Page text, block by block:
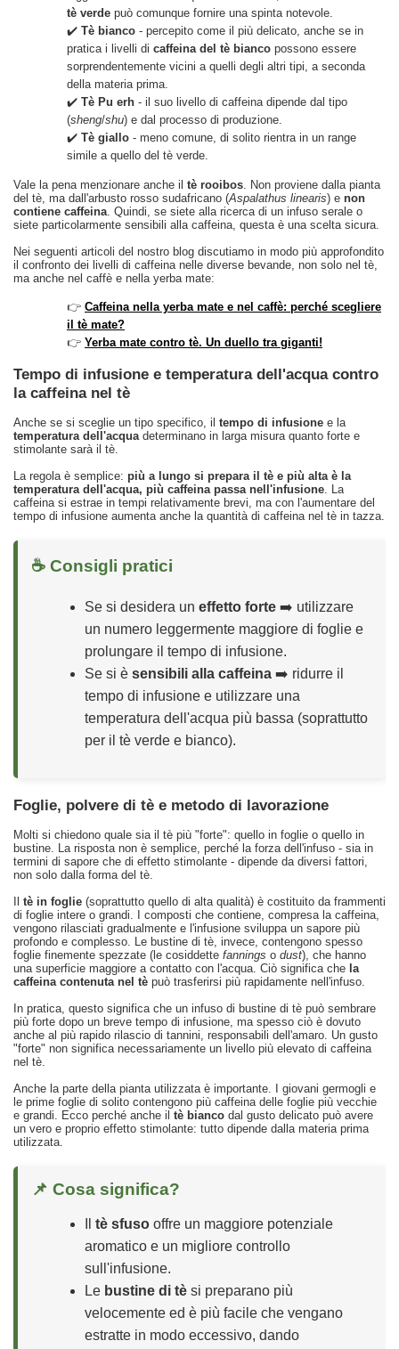
tè verde può comunque fornire una spinta notevole.
✔️ Tè bianco - percepito come il più delicato, anche se in
pratica i livelli di caffeina del tè bianco possono essere
sorprendentemente vicini a quelli degli altri tipi, a seconda
della materia prima.
✔️ Tè Pu erh - il suo livello di caffeina dipende dal tipo
(sheng/shu) e dal processo di produzione.
✔️ Tè giallo - meno comune, di solito rientra in un range
simile a quello del tè verde.
Vale la pena menzionare anche il tè rooibos. Non proviene dalla pianta
del tè, ma dall'arbusto rosso sudafricano (Aspalathus linearis) e non
contiene caffeina. Quindi, se siete alla ricerca di un infuso serale o
siete particolarmente sensibili alla caffeina, questa è una scelta sicura.
Nei seguenti articoli del nostro blog discutiamo in modo più approfondito
il confronto dei livelli di caffeina nelle diverse bevande, non solo nel tè,
ma anche nel caffè e nella yerba mate:
👉 Caffeina nella yerba mate e nel caffè: perché scegliere
il tè mate?
👉 Yerba mate contro tè. Un duello tra giganti!
Tempo di infusione e temperatura dell'acqua contro
la caffeina nel tè
Anche se si sceglie un tipo specifico, il tempo di infusione e la
temperatura dell'acquadeterminano in larga misura quanto forte e
stimolante sarà il tè.
La regola è semplice: più a lungo si prepara il tè e più alta è la
temperatura dell'acqua, più caffeina passa nell'infusione. La
caffeina si estrae in tempi relativamente brevi, ma con l'aumentare del
tempo di infusione aumenta anche la quantità di caffeina nel tè in tazza.
☕ Consigli pratici
Se si desidera un effetto forte ➡️ utilizzare
un numero leggermente maggiore di foglie e
prolungare il tempo di infusione.
Se si è sensibili alla caffeina ➡️ ridurre il
tempo di infusione e utilizzare una
temperatura dell'acqua più bassa (soprattutto
per il tè verde e bianco).
Foglie, polvere di tè e metodo di lavorazione
Molti si chiedono quale sia il tè più "forte": quello in foglie o quello in
bustine. La risposta non è semplice, perché la forza dell'infuso - sia in
termini di sapore che di effetto stimolante - dipende da diversi fattori,
non solo dalla forma del tè.
tè in foglie (soprattutto quello di alta qualità) è costituito da frammenti
di foglie intere o grandi. I composti che contiene, compresa la caffeina,
vengono rilasciati gradualmente e l'infusione sviluppa un sapore più
profondo e complesso. Le bustine di tè, invece, contengono spesso
foglie finemente spezzate (le cosiddette fannings o dust), che hanno
una superficie maggiore a contatto con l'acqua. Ciò significa che la
caffeina contenuta nel tè può trasferirsi più rapidamente nell'infuso.
In pratica, questo significa che un infuso di bustine di tè può sembrare
più forte dopo un breve tempo di infusione, ma spesso ciò è dovuto
anche al più rapido rilascio di tannini, responsabili dell'amaro. Un gusto
"forte" non significa necessariamente un livello più elevato di caffeina
nel tè.
Anche la parte della pianta utilizzata è importante. I giovani germogli e
le prime foglie di solito contengono più caffeina delle foglie più vecchie
e grandi. Ecco perché anche il tè bianco dal gusto delicato può avere
un vero e proprio effetto stimolante: tutto dipende dalla materia prima
utilizzata.
📌 Cosa significa?
tè sfuso offre un maggiore potenziale
aromatico e un migliore controllo
sull'infusione.
Le bustine di tè si preparano più
velocemente ed è più facile che vengano
estratte in modo eccessivo, dando